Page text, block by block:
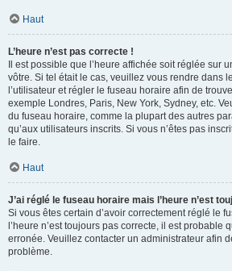
Haut
L’heure n’est pas correcte !
Il est possible que l’heure affichée soit réglée sur
vôtre. Si tel était le cas, veuillez vous rendre dans
l’utilisateur et régler le fuseau horaire afin de
exemple Londres, Paris, New York, Sydney, etc.
du fuseau horaire, comme la plupart des autres
qu’aux utilisateurs inscrits. Si vous n’êtes pas
le faire.
Haut
J’ai réglé le fuseau horaire mais l’heure n’est
Si vous êtes certain d’avoir correctement réglé le
l’heure n’est toujours pas correcte, il est probable
erronée. Veuillez contacter un administrateur afin
problème.